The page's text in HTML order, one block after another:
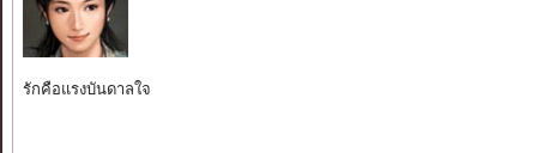
รักคือแรงบันดาลใจ